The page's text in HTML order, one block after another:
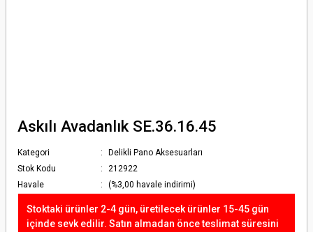
Askılı Avadanlık SE.36.16.45
Kategori
Delikli Pano Aksesuarları
Stok Kodu
212922
Havale
(%3,00 havale indirimi)
Stoktaki ürünler 2-4 gün, üretilecek ürünler 15-45 gün
içinde sevk edilir. Satın almadan önce teslimat süresini